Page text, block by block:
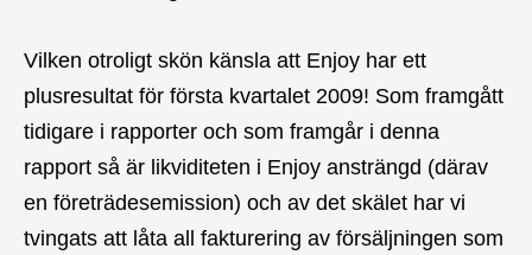
Vilken otroligt skön känsla att Enjoy har ett
plusresultat för första kvartalet 2009! Som framgått
tidigare i rapporter och som framgår i denna
rapport så är likviditeten i Enjoy ansträngd (därav
en företrädesemission) och av det skälet har vi
tvingats att låta all fakturering av försäljningen som